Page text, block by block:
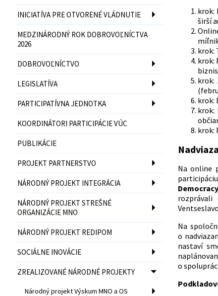
INICIATÍVA PRE OTVORENÉ VLÁDNUTIE
MEDZINÁRODNÝ ROK DOBROVOĽNÍCTVA
2026
DOBROVOĽNÍCTVO
LEGISLATÍVA
PARTICIPATÍVNA JEDNOTKA
KOORDINÁTORI PARTICIPÁCIE VÚC
PUBLIKÁCIE
PROJEKT PARTNERSTVO
NÁRODNÝ PROJEKT INTEGRÁCIA
NÁRODNÝ PROJEKT STREŠNÉ
ORGANIZÁCIE MNO
NÁRODNÝ PROJEKT REDIPOM
SOCIÁLNE INOVÁCIE
ZREALIZOVANÉ NÁRODNÉ PROJEKTY
Národný projekt Výskum MNO a OS
krok:
širší
krok:
krok:
krok:
krok:
krok:
Na online
Democracy
rozprávali
Na
o
nastaví
o